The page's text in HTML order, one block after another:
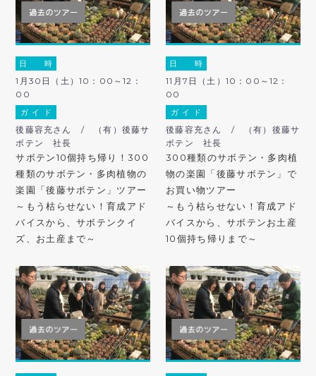
日 時
1月30日（土）10：00～12：
00
ガ イ ド
後藤容充さん / （有）後藤サ
ボテン 社長
サボテン10個持ち帰り！300
種類のサボテン・多肉植物の
楽園「後藤サボテン」ツアー
～もう枯らせない！育成アド
バイスから、サボテンクイ
ズ、お土産まで～
日 時
11月7日（土）10：00～12：
00
ガ イ ド
後藤容充さん / （有）後藤サ
ボテン 社長
300種類のサボテン・多肉植
物の楽園「後藤サボテン」で
お買い物ツアー
～もう枯らせない！育成アド
バイスから、サボテンお土産
10個持ち帰りまで～